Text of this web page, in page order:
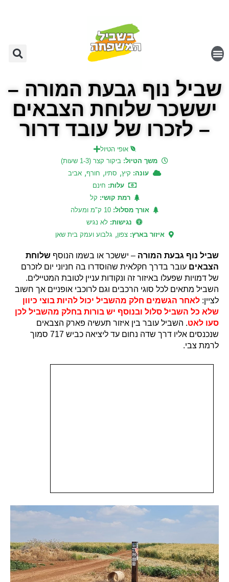
שביל נוף גבעת המורה –
יששכר שלוחת הצבאים
– לזכרו של עובד דרור
אופי הטיול
משך הטיול: ביקור קצר (1-3 שעות)
עונה: קיץ, סתיו, חורף, אביב
עלות: חינם
רמת קושי: קל
אורך מסלול: 10 ק"מ ומעלה
נגישות: לא נגיש
איזור בארץ: צפון, גלבוע ועמק בית שאן
שביל נוף גבעת המורה – יששכר או בשמו הנוסף שלוחת
הצבאים עובר בדרך חקלאית שהוסדרו בה חניוני יום לזכרם
של דמויות שפעלו באיזור זה ונקודות עניין לטובת המטיילים.
השביל מתאים לכל סוגי הרכבים וגם לרוכבי אופניים אך חשוב
לציין: לאחר הגשמים חלק מהשביל יכול להיות בוצי כיוון
שלא כל השביל סלול ובנוסף יש בורות בחלק מהשביל לכן
סעו לאט. השביל עובר בין איזור תעשיה פארק הצבאים
שנכנסים אליו דרך שדה נחום עד ליציאה כביש 717 סמוך
לרמת צבי.